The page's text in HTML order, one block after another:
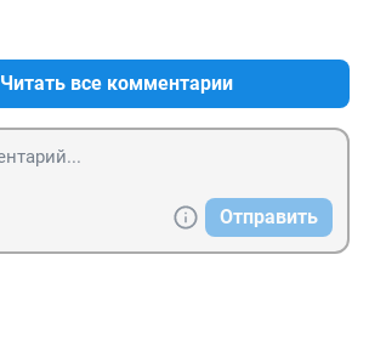
Читать все комментарии
Отправить